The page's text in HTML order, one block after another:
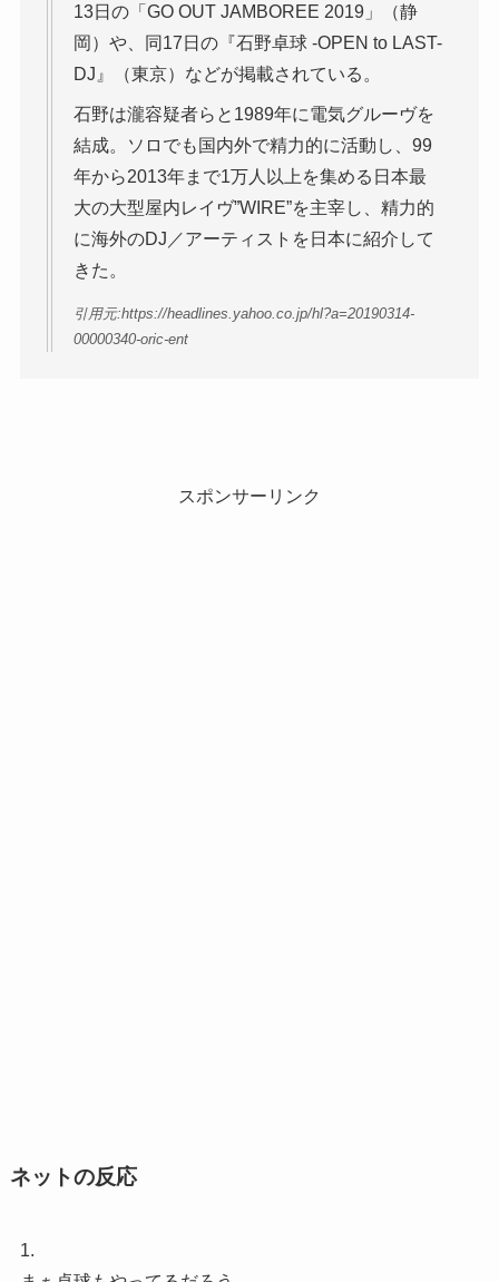
13日の「GO OUT JAMBOREE 2019」（静
岡）や、同17日の『石野卓球 -OPEN to LAST-
DJ』（東京）などが掲載されている。
石野は瀧容疑者らと1989年に電気グルーヴを
結成。ソロでも国内外で精力的に活動し、99
年から2013年まで1万人以上を集める日本最
大の大型屋内レイヴ”WIRE”を主宰し、精力的
に海外のDJ／アーティストを日本に紹介して
きた。
引用元:https://headlines.yahoo.co.jp/hl?a=20190314-
00000340-oric-ent
スポンサーリンク
ネットの反応
1.